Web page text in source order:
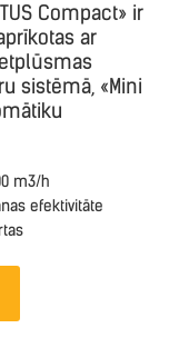
Compact» ir
ar
sistēmā, «Mini
m3/h
efektivitāte